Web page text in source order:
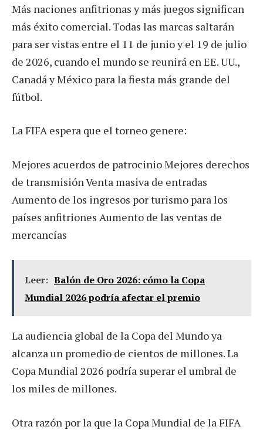
Más naciones anfitrionas y más juegos significan
más éxito comercial. Todas las marcas saltarán
para ser vistas entre el 11 de junio y el 19 de julio
de 2026, cuando el mundo se reunirá en EE. UU.,
Canadá y México para la fiesta más grande del
fútbol.
La FIFA espera que el torneo genere:
Mejores acuerdos de patrocinio Mejores derechos
de transmisión Venta masiva de entradas
Aumento de los ingresos por turismo para los
países anfitriones Aumento de las ventas de
mercancías
Leer: Balón de Oro 2026: cómo la Copa
Mundial 2026 podría afectar el premio
La audiencia global de la Copa del Mundo ya
alcanza un promedio de cientos de millones. La
Copa Mundial 2026 podría superar el umbral de
los miles de millones.
Otra razón por la que la Copa Mundial de la FIFA